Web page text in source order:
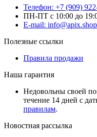
Телефон: +7 (909)
ПН-ПТ с 10:00 до
E-mail: info@apix.shop
Полезные ссылки
Правила продажи
Наша гарантия
Недовольны своей
течение 14 дней с
правилам.
Новостная рассылка